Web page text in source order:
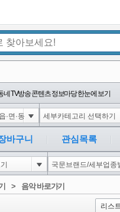
지
탕
delay '0:0:15' --
네 TV방송 콘텐츠 정보마당 한눈에 보기
바구니 관심목록
> 음악 바로가기
리스